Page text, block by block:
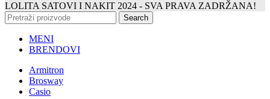
LOLITA SATOVI I NAKIT 2024 - SVA PRAVA ZADRŽANA!
Search
MENI
BRENDOVI
Armitron
Brosway
Casio